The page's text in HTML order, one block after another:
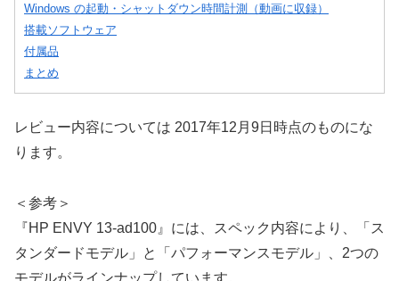
Windows の起動・シャットダウン時間計測（動画に収録）
搭載ソフトウェア
付属品
まとめ
レビュー内容については 2017年12月9日時点のものにな
ります。
＜参考＞
『HP ENVY 13-ad100』には、スペック内容により、「ス
タンダードモデル」と「パフォーマンスモデル」、2つの
モデルがラインナップしています。